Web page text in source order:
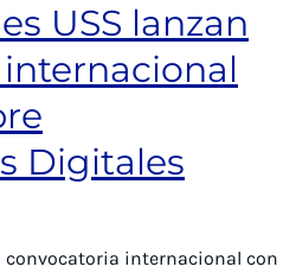
USS lanzan
Digitales
convocatoria internacional con